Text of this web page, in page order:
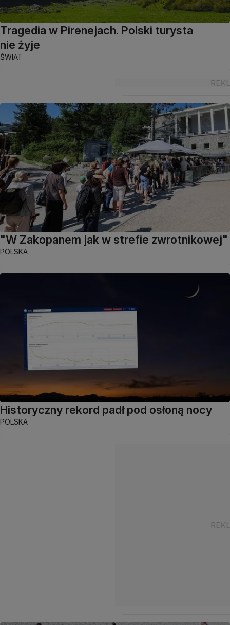
Tragedia w Pirenejach. Polski turysta
nie żyje
ŚWIAT
"W Zakopanem jak w strefie zwrotnikowej"
POLSKA
Historyczny rekord padł pod osłoną nocy
POLSKA